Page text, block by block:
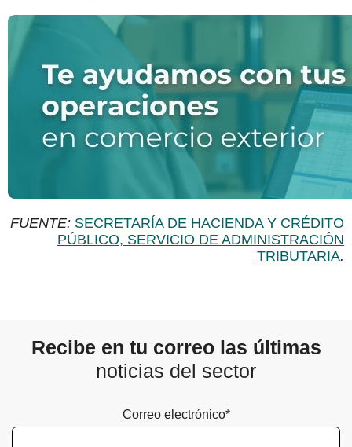
FUENTE: SECRETARÍA DE HACIENDA Y CRÉDITO
PÚBLICO, SERVICIO DE ADMINISTRACIÓN
TRIBUTARIA.
Recibe en tu correo las últimas
noticias del sector
Correo electrónico*